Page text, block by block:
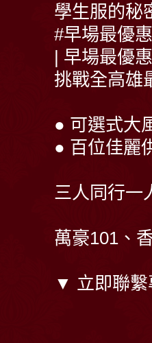
學生服的秘
#早場最優
| 早場最優
挑戰全高雄
● 可選式大
● 百位佳麗
三人同行一
萬豪101、
▼ 立即聯繫